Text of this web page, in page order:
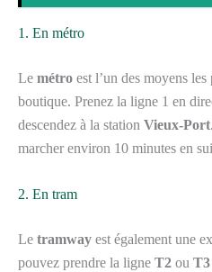
1. En métro
Le métro est l’un des moyens
boutique. Prenez la ligne 1 en
descendez à la station Vieux-Port
marcher environ 10 minutes en
2. En tram
Le tramway est également une
pouvez prendre la ligne T2 ou T3